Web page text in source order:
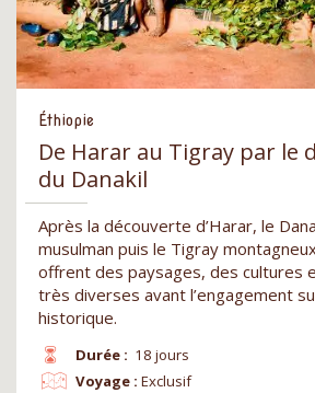
Éthiopie
De Harar au Tigray par le
du Danakil
Après la découverte d’Harar, le
musulman puis le Tigray
offrent des paysages, des cultures
très diverses avant l’engagement
historique.
Durée : 18 jours
Voyage : Exclusif